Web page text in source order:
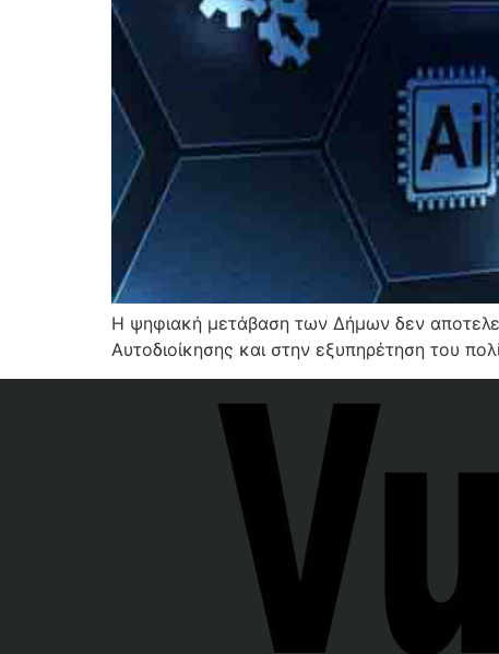
Η ψηφιακή μετάβαση των Δήμων δεν
Αυτοδιοίκησης και στην εξυπηρέτηση του